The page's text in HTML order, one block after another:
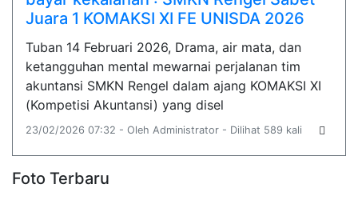
Juara 1 KOMAKSI XI FE UNISDA 2026
Tuban 14 Februari 2026, Drama, air mata, dan
ketangguhan mental mewarnai perjalanan tim
akuntansi SMKN Rengel dalam ajang KOMAKSI XI
(Kompetisi Akuntansi) yang disel
23/02/2026 07:32 - Oleh Administrator - Dilihat 589 kali
Foto Terbaru